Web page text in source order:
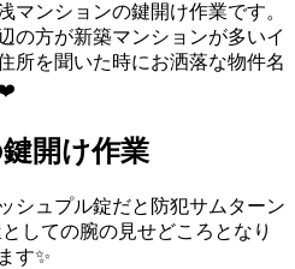
マンションの鍵開け作業です。
の方が新築マンションが多いイ
所を聞いた時にお洒落な物件名
❤️
開け作業
シュプル錠だと防犯サムターン
しての腕の見せどころとなり
す✨